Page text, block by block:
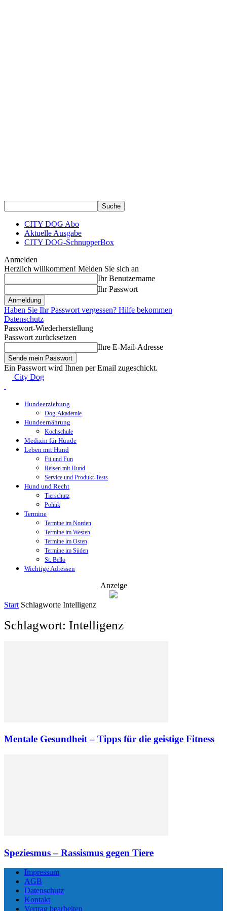
CITY DOG Abo
Aktuelle Ausgabe
CITY DOG-SchnupperBox
Anmelden
Herzlich willkommen! Melden Sie sich an
Ihr Benutzername
Ihr Passwort
Haben Sie Ihr Passwort vergessen? Hilfe bekommen
Datenschutz
Passwort-Wiederherstellung
Passwort zurücksetzen
Ihre E-Mail-Adresse
Ein Passwort wird Ihnen per Email zugeschickt.
City Dog
Hundeerziehung
Dog-Akademie
Hundeernährung
Kochschule
Medizin für Hunde
Leben mit Hund
Fit und Fun
Reisen mit Hund
Service und Produkt-Tests
Hund und Recht
Tierschutz
Politik
Termine
Termine im Norden
Termine im Westen
Termine im Osten
Termine im Süden
St. Bello
Wichtige Adressen
Anzeige
Start Schlagworte Intelligenz
Schlagwort: Intelligenz
Mentale Gesundheit – Tipps für die geistige Fitness
Speziesmus – Rassismus gegen Tiere
Impressum
AGB
Datenschutz
Kontakt
Vertrag bearbeiten